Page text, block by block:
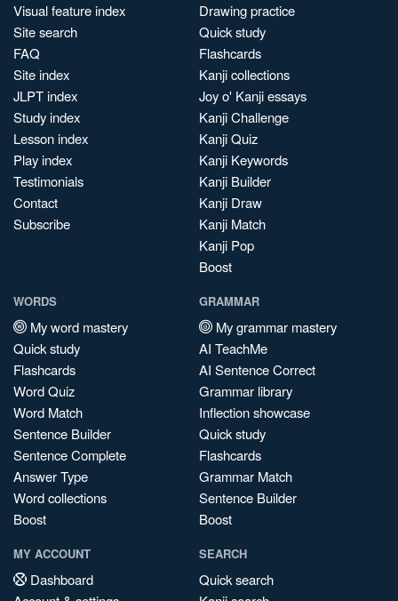
Visual feature index
Site search
FAQ
Site index
JLPT index
Study index
Lesson index
Play index
Testimonials
Contact
Subscribe
Drawing practice
Quick study
Flashcards
Kanji collections
Joy o' Kanji essays
Kanji Challenge
Kanji Quiz
Kanji Keywords
Kanji Builder
Kanji Draw
Kanji Match
Kanji Pop
Boost
WORDS
My word mastery
Quick study
Flashcards
Word Quiz
Word Match
Sentence Builder
Sentence Complete
Answer Type
Word collections
Boost
GRAMMAR
My grammar mastery
AI TeachMe
AI Sentence Correct
Grammar library
Inflection showcase
Quick study
Flashcards
Grammar Match
Sentence Builder
Boost
MY ACCOUNT
Dashboard
SEARCH
Quick search